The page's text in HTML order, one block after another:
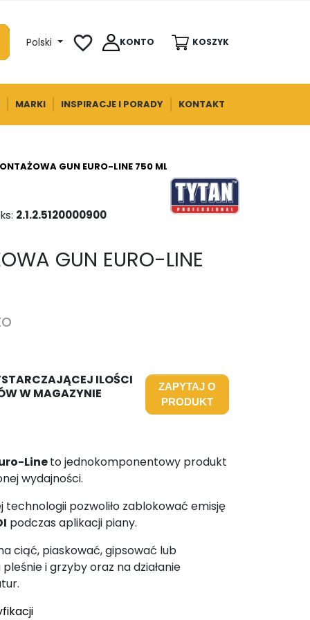
Polski favorite_border KONTO KOSZYK
MARKI INSPIRACJE I PORADY KONTAKT
GUN EURO-LINE 750 ML TYTAN
2.1.2.5120000900
GUN EURO-LINE
ILOŚCI
W MAGAZYNIE
ZAPYTAJ O
PRODUKT
Lineto jednokomponentowy produkt
wydajności.
technologii pozwoliło zablokować emisję
podczas aplikacji piany.
ciąć, piaskować, gipsować lub
i grzyby oraz na działanie